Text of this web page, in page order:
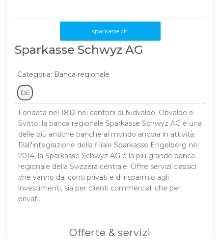
sparkasse.ch
Sparkasse Schwyz AG
Categoria: Banca regionale
DE
Fondata nel 1812 nei cantoni di Nidvaldo, Obvaldo e
Svitto, la banca regionale Sparkasse Schwyz AG è una
delle più antiche banche al mondo ancora in attività.
Dall'integrazione della filiale Sparkasse Engelberg nel
2014, la Sparkasse Schwyz AG è la più grande banca
regionale della Svizzera centrale. Offre servizi classici
che vanno dai conti privati e di risparmio agli
investimenti, sia per clienti commerciali che per
privati.
Offerte & servizi